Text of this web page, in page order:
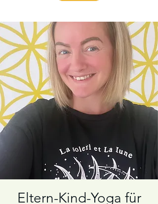
Eltern-Kind-Yoga für